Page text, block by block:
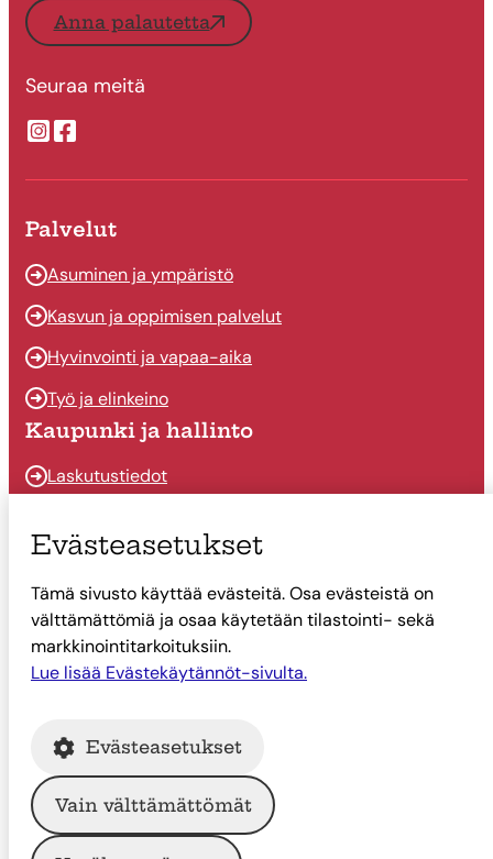
Anna palautetta
Seuraa meitä
Suonenjoen kaupungin Instragram
Suonenjoen kaupungin Facebook
Palvelut
Asuminen ja ympäristö
Kasvun ja oppimisen palvelut
Hyvinvointi ja vapaa-aika
Työ ja elinkeino
Kaupunki ja hallinto
Laskutustiedot
Päätöksenteko
Talous
Yhteystiedot
Tietoa Suonenjoesta
Tietoa Suonenjoesta
© Suonenjoen kaupunki
Evästeasetukset
Tämä sivusto käyttää evästeitä. Osa evästeistä on
välttämättömiä ja osaa käytetään tilastointi- sekä
markkinointitarkoituksiin.
Lue lisää Evästekäytännöt-sivulta.
Evästeasetukset
Vain välttämättömät